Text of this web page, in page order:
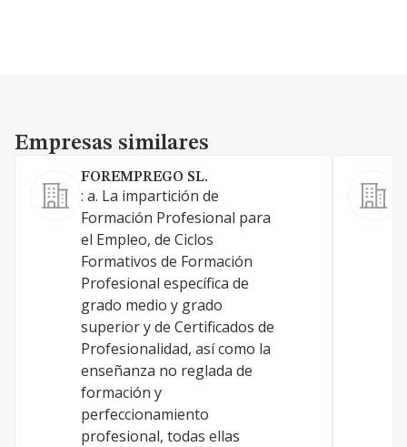
Empresas similares
Empresas similares
FOREMPREGO SL.
: a. La impartición de
Formación Profesional para
el Empleo, de Ciclos
Formativos de Formación
Profesional específica de
grado medio y grado
superior y de Certificados de
Profesionalidad, así como la
enseñanza no reglada de
formación y
perfeccionamiento
profesional, todas ellas